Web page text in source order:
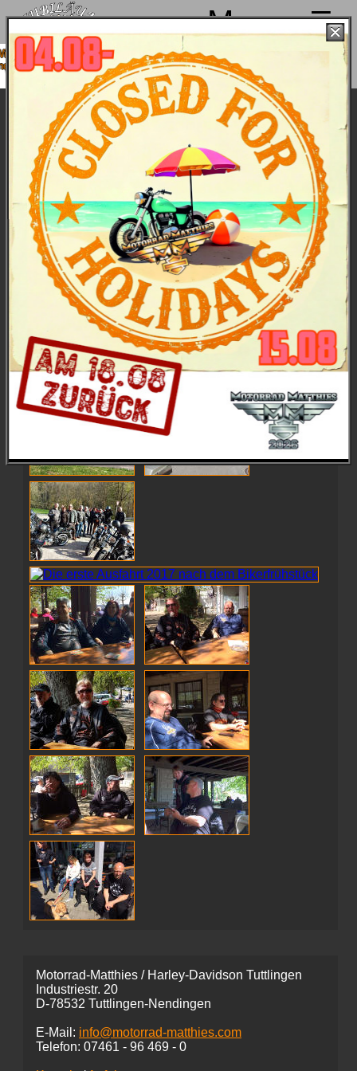
Menu
machen von 4. bis 15.08. Sommerpause
ab 18.08. wieder mit voller Power für
Euch da!
Die erste Ausfahrt 2017 nach dem
Bikerfrühstück
Gleich nach Saisoneröffnung ging's auch los: Tolles
Wetter war am 8. April, und die Bikerfrühstücker
hatten Bock auf Samstagnachmittagstour. Also auf
geht's. Fotos von der Abfahrt und der
nachmittäglichen, gemeinsamen Kaffeepause.
Motorrad-Matthies / Harley-Davidson Tuttlingen
Industriestr. 20
D-78532 Tuttlingen-Nendingen
E-Mail: info@motorrad-matthies.com
Telefon: 07461 - 96 469 - 0